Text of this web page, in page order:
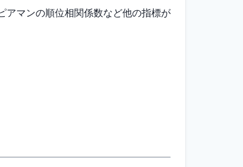
アマンの順位相関係数など他の指標が